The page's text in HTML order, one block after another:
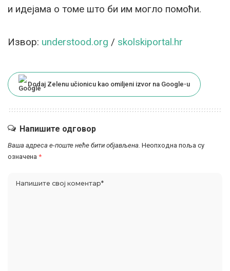
и идејама о томе што би им могло помоћи.
Извор: understood.org / skolskiportal.hr
Dodaj Zelenu učionicu kao omiljeni izvor na Google-u
Напишите одговор
Ваша адреса е-поште неће бити објављена. Неопходна поља су
означена *